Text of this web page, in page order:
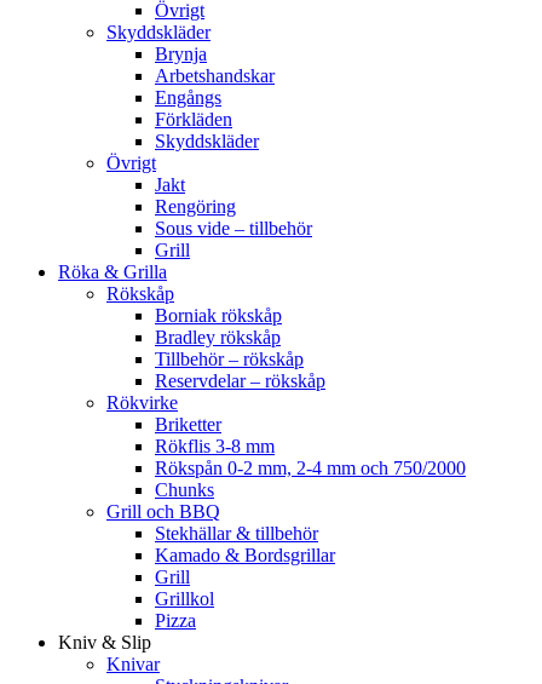
Övrigt
Skyddskläder
Brynja
Arbetshandskar
Engångs
Förkläden
Skyddskläder
Övrigt
Jakt
Rengöring
Sous vide – tillbehör
Grill
Röka & Grilla
Rökskåp
Borniak rökskåp
Bradley rökskåp
Tillbehör – rökskåp
Reservdelar – rökskåp
Rökvirke
Briketter
Rökflis 3-8 mm
Rökspån 0-2 mm, 2-4 mm och 750/2000
Chunks
Grill och BBQ
Stekhällar & tillbehör
Kamado & Bordsgrillar
Grill
Grillkol
Pizza
Kniv & Slip
Knivar